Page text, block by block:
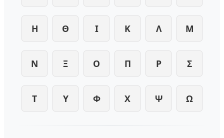
Η Θ Ι Κ Λ Μ
Ν Ξ Ο Π Ρ Σ
Τ Υ Φ Χ Ψ Ω